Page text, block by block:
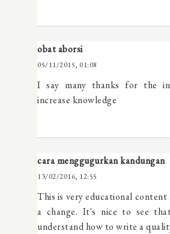
obat aborsi
05/11/2015, 01:08
I say many thanks for the
increase knowledge
cara menggugurkan kandungan
13/02/2016, 12:55
This is very educational
a change. It's nice to see
understand how to write a